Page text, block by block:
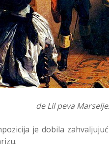
de Lil peva
je dobila